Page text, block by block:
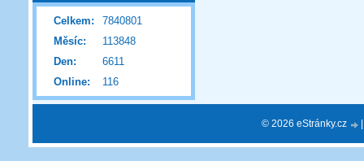
Online: 116
Celkem:
7840801
Měsíc:
113848
Den:
6611
© 2026 eStránky.cz